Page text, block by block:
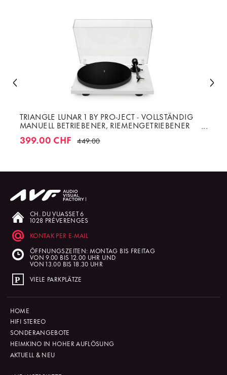
TRIANGLE LUNAR 1 BY PRO-JECT - VOLLSTÄNDIG
MANUELL BETRIEBENER, RIEMENGETRIEBENER
PLATTENSPIELER MIT ORTOFON OM-5E
TONABNEHMER
399.00 CHF 449.00
CH. DU VUASSET 6
1028 PRÉVERENGES
KONTAK PER E-MAIL
ÖFFNUNGSZEITEN: MONTAG BIS FREITAG
VON 9.00 BIS 12.00 UHR UND
VON 13.00 BIS 18.30 UHR
VIELE PARKPLÄTZE
HOME
HIFI STEREO
SONDERANGEBOTE
HEIMKINO IN HOHER AUFLÖSUNG
AKTUELL & NEU